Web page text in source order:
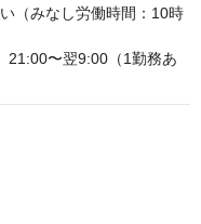
（みなし労働時間：10時
21:00〜翌9:00（1勤務あ